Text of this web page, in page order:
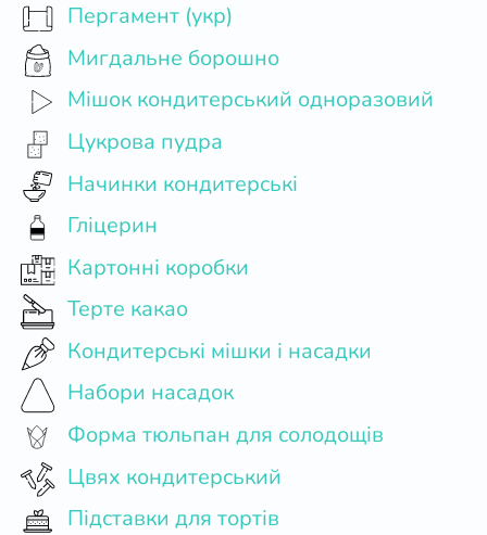
Пергамент (укр)
Мигдальне борошно
Мішок кондитерський одноразовий
Цукрова пудра
Начинки кондитерські
Гліцерин
Картонні коробки
Терте какао
Кондитерські мішки і насадки
Набори насадок
Форма тюльпан для солодощів
Цвях кондитерський
Підставки для тортів